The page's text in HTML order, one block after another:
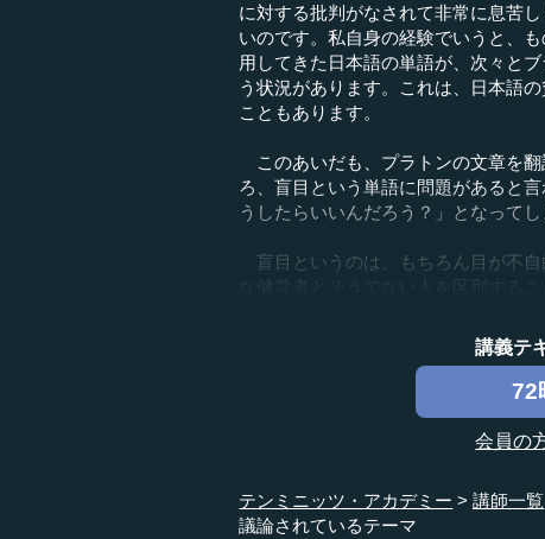
に対する批判がなされて非常に息苦
いのです。私自身の経験でいうと、
用してきた日本語の単語が、次々と
う状況があります。これは、日本語
こともあります。
このあいだも、プラトンの文章を
ろ、盲目という単語に問題があると
うしたらいいんだろう？」となってし
盲目というのは、もちろん目が不
講義テ
72
会員の
テンミニッツ・アカデミー 講師一覧
議論されているテーマ